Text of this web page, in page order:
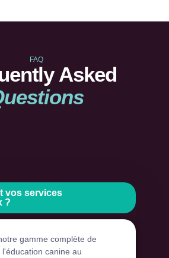
FAQ
Asked
vos services
?
gamme complète de
canine au